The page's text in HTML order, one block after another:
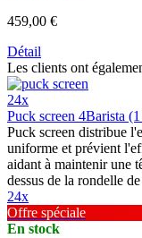
459,00 €
Détail
Les clients ont
24x
Puck screen 4Barista
Puck screen distribue
uniforme et prévient
aidant à maintenir une
dessus de la rondelle
24x
Offre spéciale
En stock